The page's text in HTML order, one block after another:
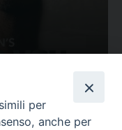
per
anche per